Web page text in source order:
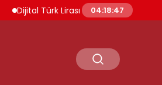
Dijital Türk Lirası Projesi Başvuru
04:18:48